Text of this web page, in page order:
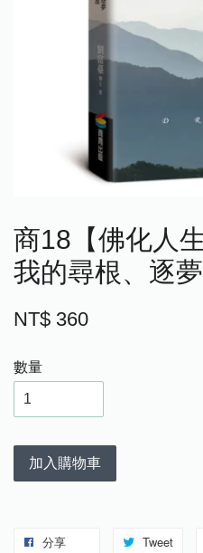
商18【佛化人
我的尋根、逐
NT$ 360
數量
加入購物車
分享 Tweet